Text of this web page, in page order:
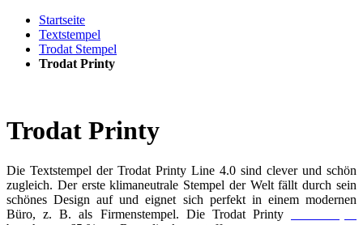
Startseite
Textstempel
Trodat Stempel
Trodat Printy
Trodat Printy
Die Textstempel der Trodat Printy Line 4.0 sind clever und schön
zugleich. Der erste klimaneutrale Stempel der Welt fällt durch sein
schönes Design auf und eignet sich perfekt in einem modernen
Büro, z. B. als Firmenstempel. Die Trodat Printy